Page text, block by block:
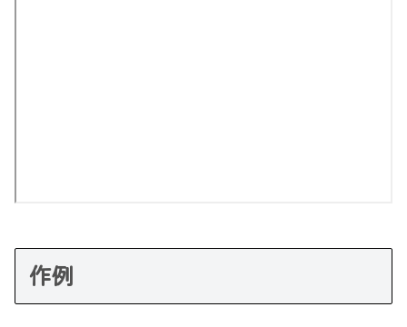
作例